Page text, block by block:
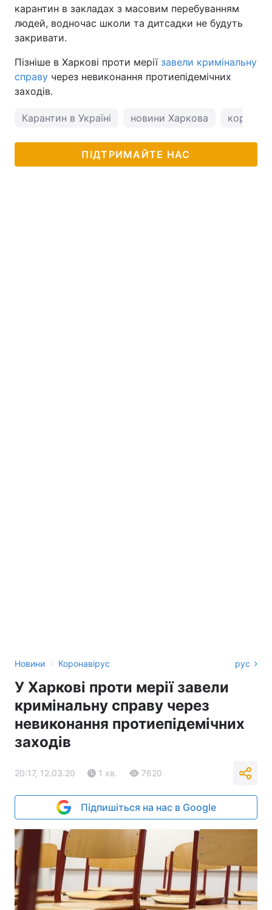
карантин в закладах з масовим перебуванням
людей, водночас школи та дитсадки не будуть
закривати.
Пізніше в Харкові проти мерії завели кримінальну
справу через невиконання протиепідемічних
заходів.
Карантин в Україні новини Харкова
ПІДТРИМАЙТЕ НАС
Новини › Коронавірус рус
У Харкові проти мерії завели
кримінальну справу через
невиконання протиепідемічних
заходів
20:17, 12.03.20 1 хв. 7620
Підпишіться на нас в Google